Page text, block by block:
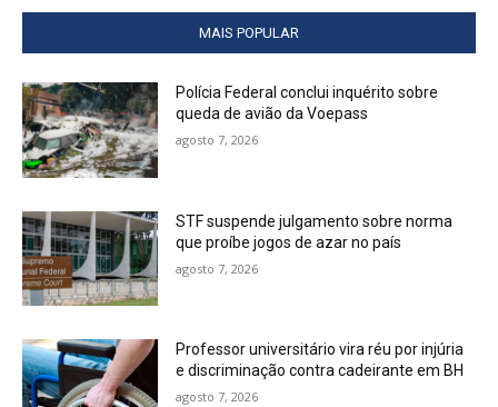
MAIS POPULAR
Polícia Federal conclui inquérito sobre
queda de avião da Voepass
agosto 7, 2026
STF suspende julgamento sobre norma
que proíbe jogos de azar no país
agosto 7, 2026
Professor universitário vira réu por injúria
e discriminação contra cadeirante em BH
agosto 7, 2026